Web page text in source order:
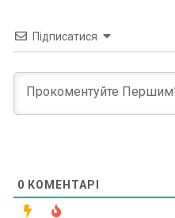
Підписатися
0 КОМЕНТАРІ